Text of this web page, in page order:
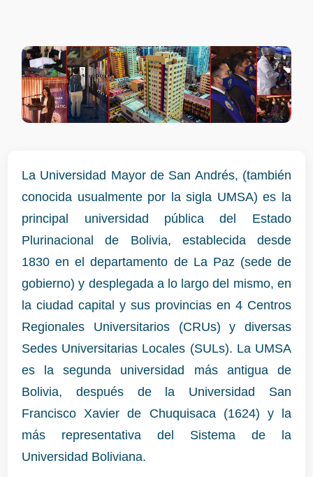
La Universidad Mayor de San Andrés, (también
conocida usualmente por la sigla UMSA) es la
principal universidad pública del Estado
Plurinacional de Bolivia, establecida desde
1830 en el departamento de La Paz (sede de
gobierno) y desplegada a lo largo del mismo, en
la ciudad capital y sus provincias en 4 Centros
Regionales Universitarios (CRUs) y diversas
Sedes Universitarias Locales (SULs). La UMSA
es la segunda universidad más antigua de
Bolivia, después de la Universidad San
Francisco Xavier de Chuquisaca (1624) y la
más representativa del Sistema de la
Universidad Boliviana.